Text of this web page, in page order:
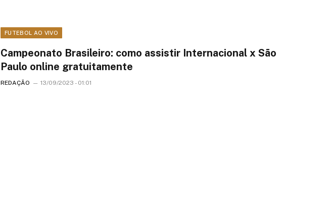
FUTEBOL AO VIVO
Campeonato Brasileiro: como assistir Internacional x São
Paulo online gratuitamente
REDAÇÃO 13/09/2023 - 01:01